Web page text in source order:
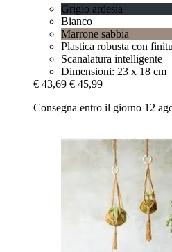
Grigio ardesia
Bianco
Marrone sabbia
Plastica robusta con
Scanalatura intelligente
Dimensioni: 23 x 18 cm
€ 43,69 € 45,99
Consegna entro il giorno 12